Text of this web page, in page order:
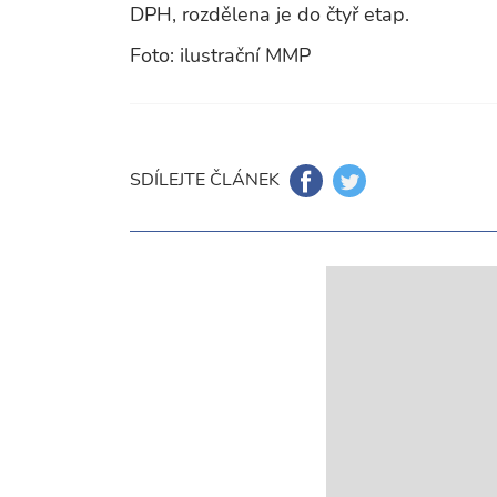
DPH, rozdělena je do čtyř etap.
Foto: ilustrační MMP
SDÍLEJTE ČLÁNEK